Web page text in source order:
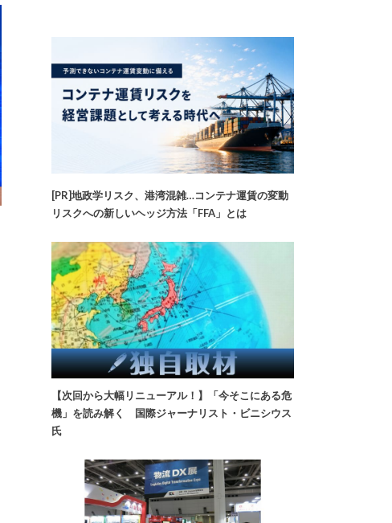
[PR]地政学リスク、港湾混雑…コンテナ運賃の変動
リスクへの新しいヘッジ方法「FFA」とは
【次回から大幅リニューアル！】「今そこにある危
機」を読み解く 国際ジャーナリスト・ビニシウス
氏